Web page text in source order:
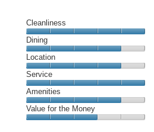
Cleanliness
Cleanliness,
5
out
of
5
Dining
Dining,
4
out
of
5
Location
Location,
4
out
of
5
Service
Service,
5
out
Amenities
Amenities,
4
Value for the Money